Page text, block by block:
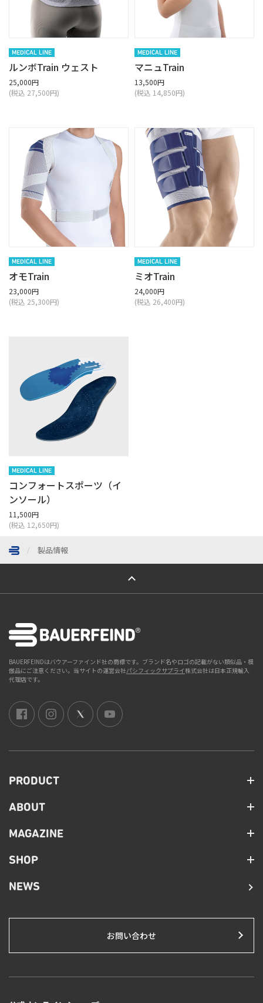
MEDICAL LINE
ルンボTrain ウェスト
25,000円
(税込 27,500円)
MEDICAL LINE
マニュTrain
13,500円
(税込 14,850円)
MEDICAL LINE
オモTrain
23,000円
(税込 25,300円)
MEDICAL LINE
ミオTrain
24,000円
(税込 26,400円)
MEDICAL LINE
コンフォートスポーツ（イ
ンソール）
11,500円
(税込 12,650円)
製品情報
ページトップへ
BAUERFEINDはバウアーファインド社の商標です。ブランド名やロゴの記載がない類似品・模
倣品にご注意ください。当サイトの運営会社パシフィックサプライ株式会社は日本正規輸入
代理店です。
PRODUCT
ABOUT
MAGAZINE
SHOP
NEWS
お問い合わせ